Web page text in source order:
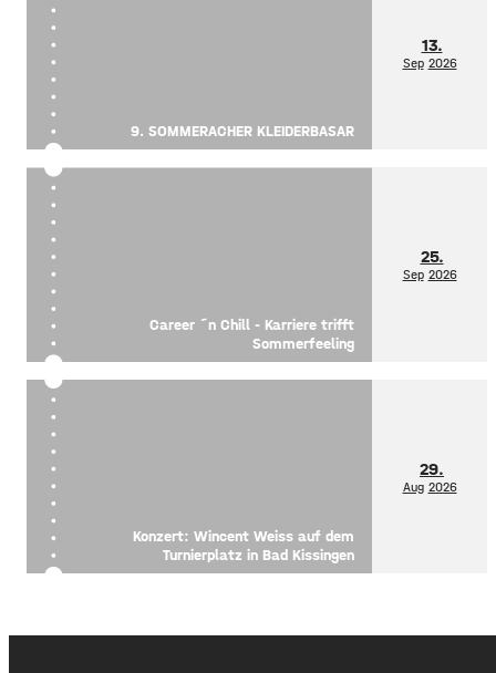
9. SOMMERACHER KLEIDERBASAR
13.
Sep 2026
Career ´n Chill - Karriere trifft
Sommerfeeling
25.
Sep 2026
Konzert: Wincent Weiss auf dem
Turnierplatz in Bad Kissingen
29.
Aug 2026